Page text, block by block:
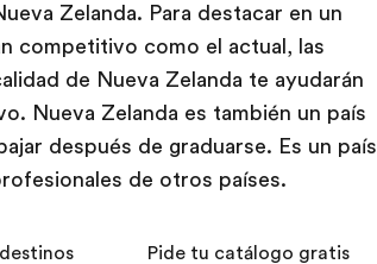
Zelanda. Para destacar en un
competitivo como el actual, las
de Nueva Zelanda te ayudarán
Nueva Zelanda es también un país
después de graduarse. Es un país
de otros países.
Pide tu catálogo gratis